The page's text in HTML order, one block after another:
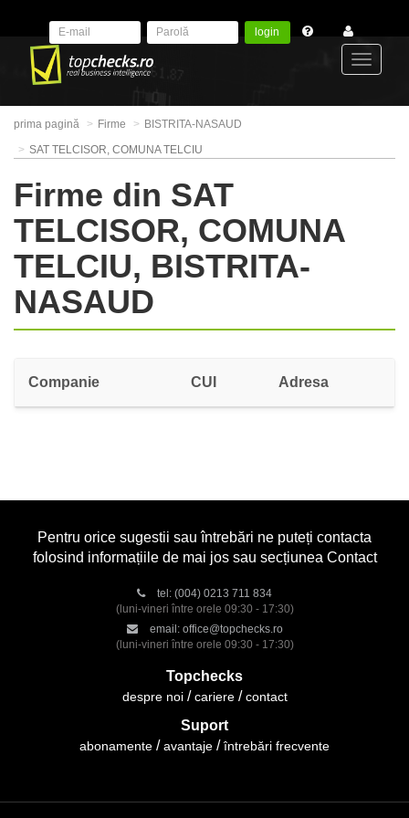
login
prima pagină Firme
BISTRITA-NASAUD
SAT TELCISOR, COMUNA TELCIU
Firme din SAT
TELCISOR, COMUNA
TELCIU, BISTRITA-
NASAUD
Companie CUI Adresa
Pentru orice sugestii sau întrebări ne puteți contacta
folosind informațiile de mai jos sau secțiunea Contact
tel: (004) 0213 711 834
(luni-vineri între orele 09:30 - 17:30)
email: office@topchecks.ro
(luni-vineri între orele 09:30 - 17:30)
Topchecks
despre noi cariere contact
Suport
abonamente avantaje întrebări frecvente